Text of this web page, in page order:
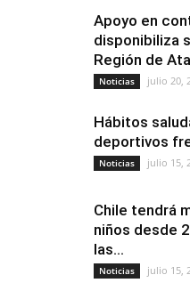
Apoyo en
disponibiliza
Región de
Noticias julio 20,
Hábitos
deportivos
Noticias julio 15,
Chile tendrá
niños desde
las...
Noticias julio 15,